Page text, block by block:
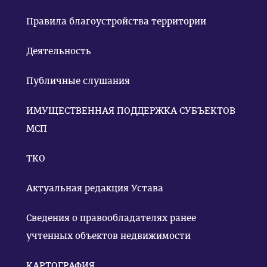
Правила благоустройства территории
Деятельность
Публичные слушания
ИМУЩЕСТВЕННАЯ ПОДДЕРЖКА СУБЪЕКТОВ
МСП
ТКО
Актуальная редакция Устава
Сведения о правообладателях ранее
учтенных объектов недвижимости